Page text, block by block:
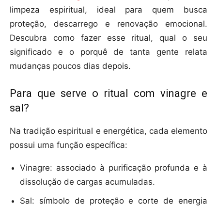
limpeza espiritual, ideal para quem busca
proteção, descarrego e renovação emocional.
Descubra como fazer esse ritual, qual o seu
significado e o porquê de tanta gente relata
mudanças poucos dias depois.
Para que serve o ritual com vinagre e
sal?
Na tradição espiritual e energética, cada elemento
possui uma função específica:
Vinagre: associado à purificação profunda e à
dissolução de cargas acumuladas.
Sal: símbolo de proteção e corte de energia